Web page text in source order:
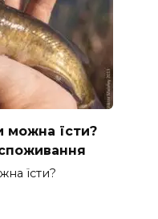
можна їсти?
їсти?